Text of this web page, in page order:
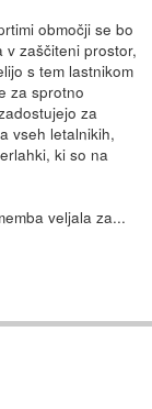
območji se bo
zaščiteni prostor,
s tem lastnikom
za sprotno
za
vseh letalnikih,
ki so na
veljala za...